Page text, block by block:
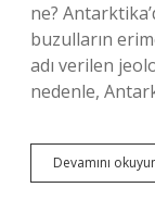
ne?
buzulların
adı verilen
nedenle,
Devamını